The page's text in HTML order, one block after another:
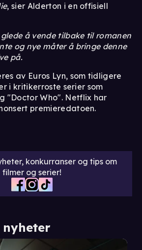
, sier Alderton i en offisiell
å vende tilbake til romanen
og nye måter å bringe denne
på.
av Euros Lyn, som tidligere
i kritikerroste serier som
"Doctor Who". Netflix har
premieredatoen.
konkurranser og tips om
filmer og serier!
nyheter